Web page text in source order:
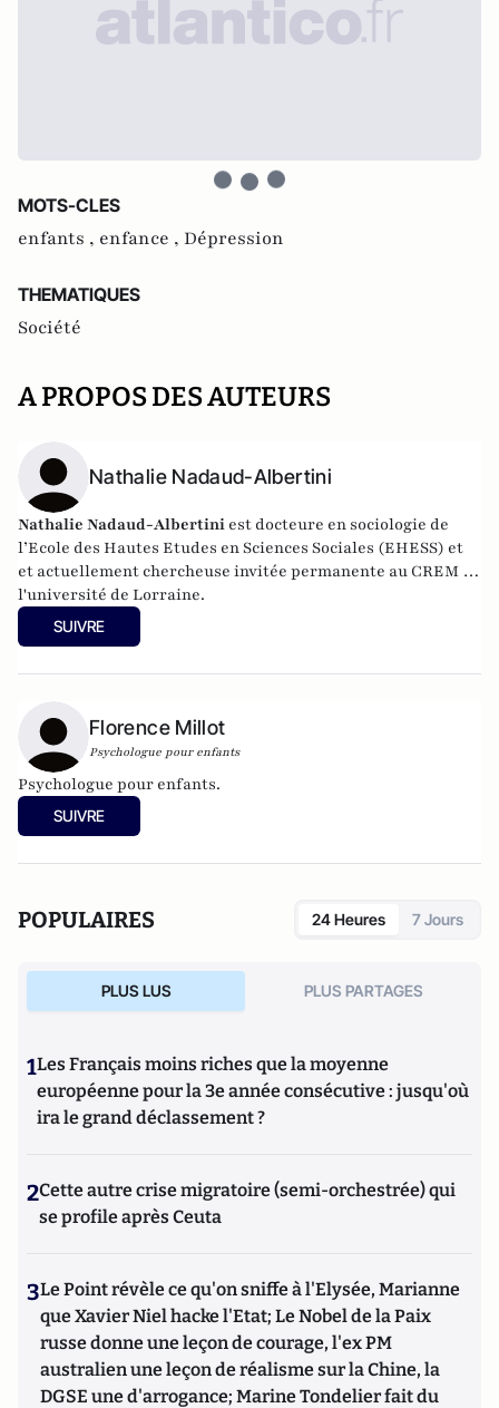
MOTS-CLES
enfants , enfance , Dépression
THEMATIQUES
Société
A PROPOS DES AUTEURS
Nathalie Nadaud-Albertini
Nathalie Nadaud-Albertini est docteure en sociologie de
l’Ecole des Hautes Etudes en Sciences Sociales (EHESS) et
et actuellement chercheuse invitée permanente au CREM de
l'université de Lorraine.
SUIVRE
Florence Millot
Psychologue pour enfants
Psychologue pour enfants.
SUIVRE
POPULAIRES 24 Heures 7 Jours
PLUS LUS PLUS PARTAGES
1Les Français moins riches que la moyenne
européenne pour la 3e année consécutive : jusqu'où
ira le grand déclassement ?
2Cette autre crise migratoire (semi-orchestrée) qui
se profile après Ceuta
3Le Point révèle ce qu'on sniffe à l'Elysée, Marianne
que Xavier Niel hacke l'Etat; Le Nobel de la Paix
russe donne une leçon de courage, l'ex PM
australien une leçon de réalisme sur la Chine, la
DGSE une d'arrogance; Marine Tondelier fait du